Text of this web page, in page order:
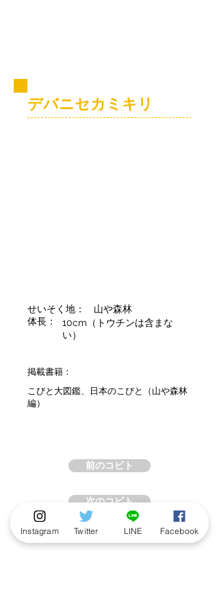
デバニセカミキリ
せいそく地：
山や森林
体長：
10cm（トウチンは含まな
い）
掲載書籍：
こびと大図鑑、日本のこびと（山や森林
編）
前のコビト
次のコビト
Instagram Twitter LINE Facebook